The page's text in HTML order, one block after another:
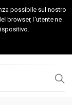
nella Capitanata
possibile sul nostro
browser, l'utente ne